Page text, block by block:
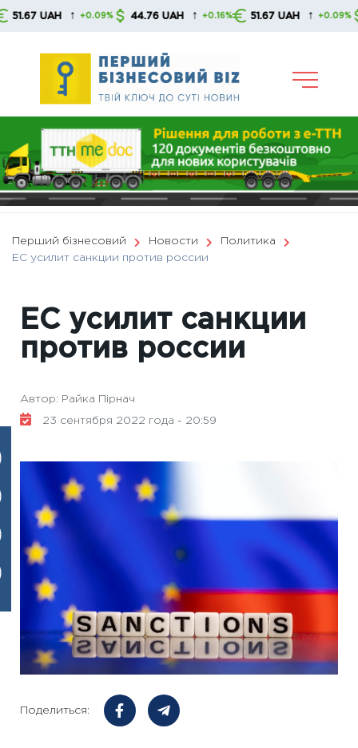
Skip
UAH ↑ +0.09% 44.76 UAH ↑ +0.16% 51.67 UAH ↑ +0.09%
Перший бізнесовий Новости
Политика
ЕС усилит санкции против россии
ЕС усилит санкции
против россии
Автор: Райка Пірнач
23 сентября 2022 года - 20:59
Поделиться: